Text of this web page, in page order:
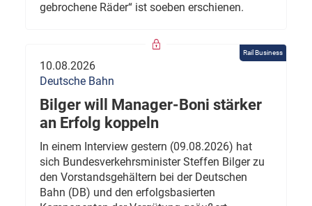
gebrochene Räder“ ist soeben erschienen.
Rail Business
10.08.2026
Deutsche Bahn
Bilger will Manager-Boni stärker
an Erfolg koppeln
In einem Interview gestern (09.08.2026) hat
sich Bundesverkehrsminister Steffen Bilger zu
den Vorstandsgehältern bei der Deutschen
Bahn (DB) und den erfolgsbasierten